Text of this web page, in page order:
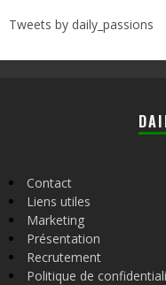
Tweets by daily_passions
Contact
Liens utiles
Marketing
Présentation
Recrutement
Politique de